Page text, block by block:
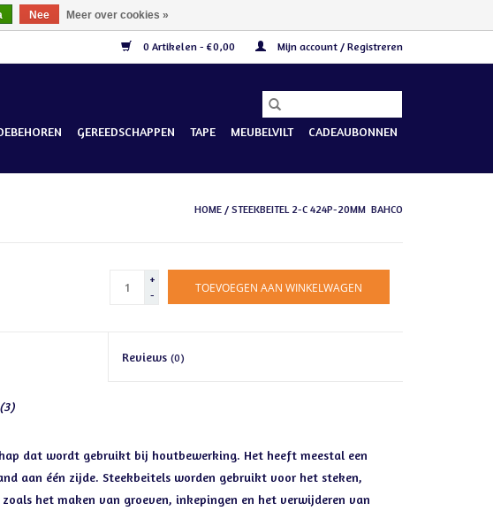
0 Artikelen - €0,00 Mijn account / Registreren
GEREEDSCHAPPEN TAPE MEUBELVILT CADEAUBONNEN
HOME / STEEKBEITEL 2-C 424P-20MM BAHCO
+
-
TOEVOEGEN AAN WINKELWAGEN
Reviews(0)
dat wordt gebruikt bij houtbewerking. Het heeft meestal een
aan één zijde. Steekbeitels worden gebruikt voor het steken,
het maken van groeven, inkepingen en het verwijderen van
Nee Meer over cookies »